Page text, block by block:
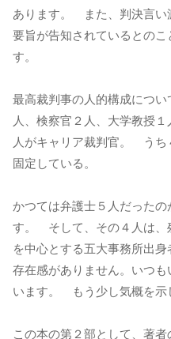
あります。 また、判決言い
要旨が告知されているとの
す。
最高裁判事の人的構成につ
人、検察官２人、大学教授
人がキャリア裁判官。 うち
固定している。
かつては弁護士５人だった
す。 そして、その４人は、
を中心とする五大事務所出
存在感がありません。いつ
います。 もう少し気概を示
この本の第２部として、著者